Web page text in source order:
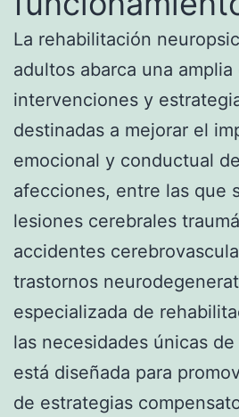
La rehabilitación
adultos abarca una amplia
intervenciones y
destinadas a mejorar el
emocional y conductual
afecciones, entre las que
lesiones cerebrales
accidentes
trastornos
especializada de
las necesidades únicas
está diseñada para
de estrategias